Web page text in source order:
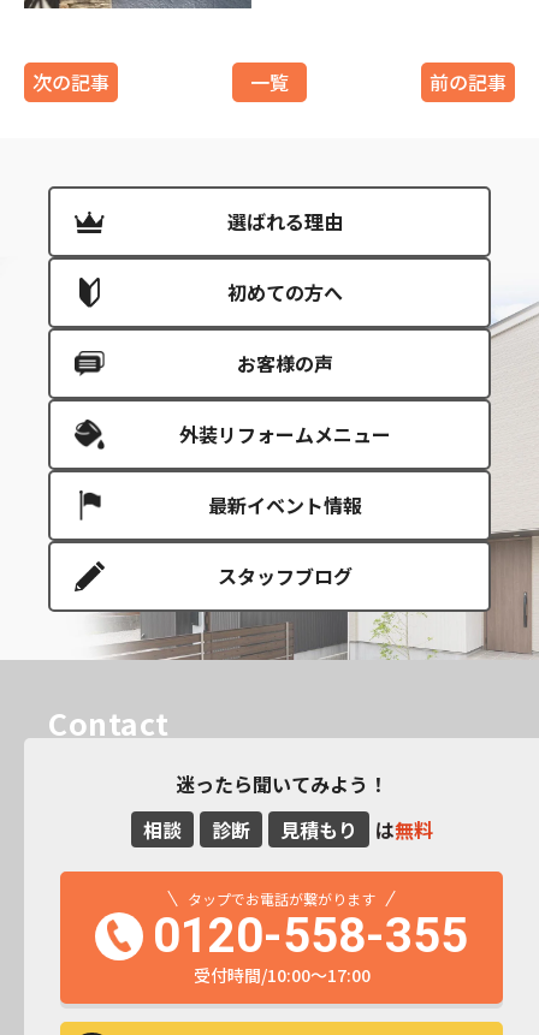
次の記事 一覧 前の記事
選ばれる理由
初めての方へ
お客様の声
外装リフォームメニュー
最新イベント情報
スタッフブログ
Contact
迷ったら聞いてみよう！
相談
診断 見積もり は無料
タップでお電話が繋がります
0120-558-355
受付時間/10:00～17:00